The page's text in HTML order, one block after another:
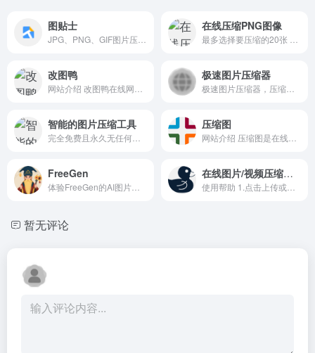
图贴士 在线压缩PNG图像
改图鸭 极速图片压缩器
智能的图片压缩工具 压缩图
FreeGen 在线图片/视频压缩工具
暂无评论